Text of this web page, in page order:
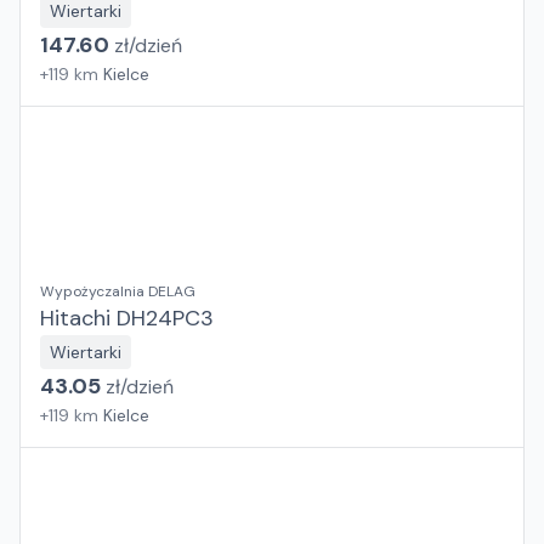
Wiertarki
147.60 zł/dzień
+119 km Kielce
Wypożyczalnia DELAG
Hitachi DH24PC3
Wiertarki
43.05 zł/dzień
+119 km Kielce